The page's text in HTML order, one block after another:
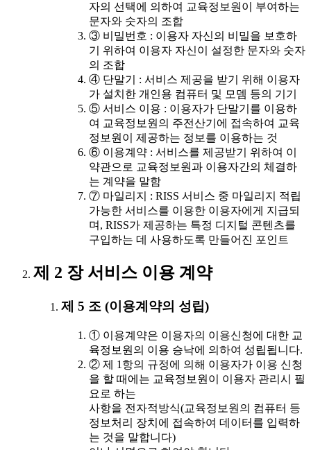
자의 선택에 의하여 교육정보원이 부여하는
문자와 숫자의 조합
③ 비밀번호 : 이용자 자신의 비밀을 보호하
기 위하여 이용자 자신이 설정한 문자와 숫자
의 조합
④ 단말기 : 서비스 제공을 받기 위해 이용자
가 설치한 개인용 컴퓨터 및 모뎀 등의 기기
⑤ 서비스 이용 : 이용자가 단말기를 이용하
여 교육정보원의 주전산기에 접속하여 교육
정보원이 제공하는 정보를 이용하는 것
⑥ 이용계약 : 서비스를 제공받기 위하여 이
약관으로 교육정보원과 이용자간의 체결하
는 계약을 말함
⑦ 마일리지 : RISS 서비스 중 마일리지 적립
가능한 서비스를 이용한 이용자에게 지급되
며, RISS가 제공하는 특정 디지털 콘텐츠를
구입하는 데 사용하도록 만들어진 포인트
제 2 장 서비스 이용 계약
제 5 조 (이용계약의 성립)
① 이용계약은 이용자의 이용신청에 대한 교
육정보원의 이용 승낙에 의하여 성립됩니다.
② 제 1항의 규정에 의해 이용자가 이용 신청
을 할 때에는 교육정보원이 이용자 관리시 필
요로 하는
사항을 전자적방식(교육정보원의 컴퓨터 등
정보처리 장치에 접속하여 데이터를 입력하
는 것을 말합니다)